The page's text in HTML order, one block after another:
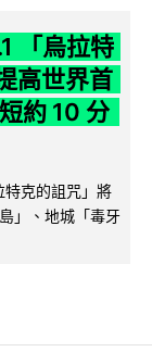
「烏拉特
高世界首
約 10 分
特克的詛咒」將
」、地城「毒牙